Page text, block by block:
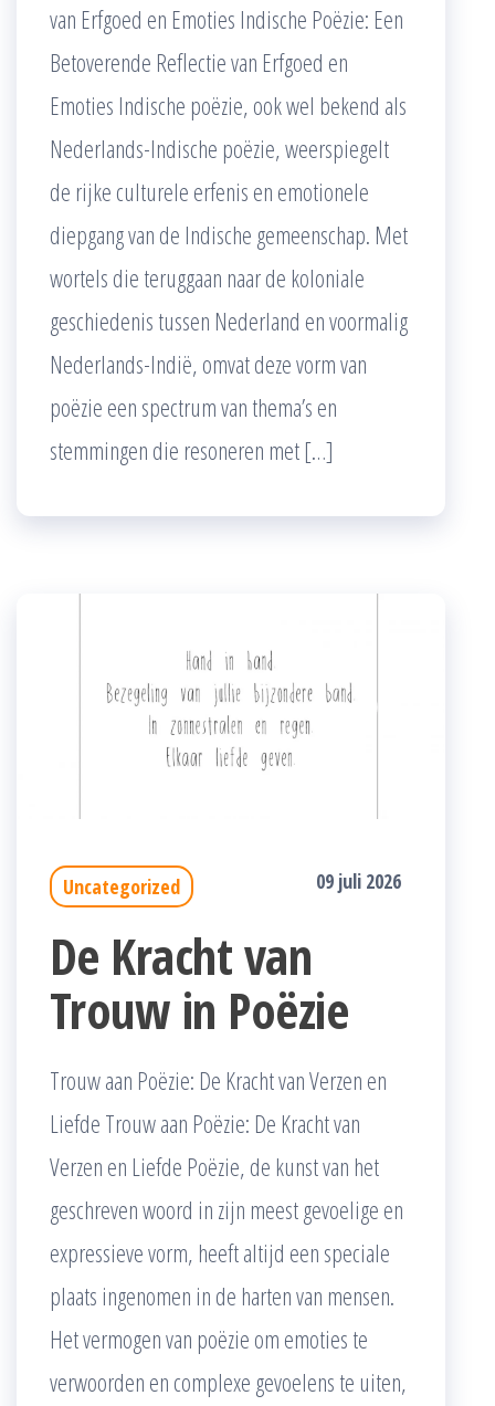
van Erfgoed en Emoties Indische Poëzie: Een
Betoverende Reflectie van Erfgoed en
Emoties Indische poëzie, ook wel bekend als
Nederlands-Indische poëzie, weerspiegelt
de rijke culturele erfenis en emotionele
diepgang van de Indische gemeenschap. Met
wortels die teruggaan naar de koloniale
geschiedenis tussen Nederland en voormalig
Nederlands-Indië, omvat deze vorm van
poëzie een spectrum van thema’s en
stemmingen die resoneren met […]
Uncategorized 09 juli 2026
De Kracht van
Trouw in Poëzie
Trouw aan Poëzie: De Kracht van Verzen en
Liefde Trouw aan Poëzie: De Kracht van
Verzen en Liefde Poëzie, de kunst van het
geschreven woord in zijn meest gevoelige en
expressieve vorm, heeft altijd een speciale
plaats ingenomen in de harten van mensen.
Het vermogen van poëzie om emoties te
verwoorden en complexe gevoelens te uiten,